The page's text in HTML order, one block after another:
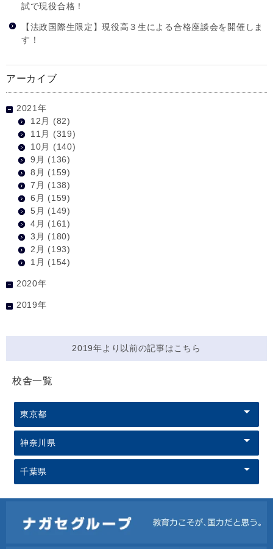
試で現役合格！
【法政国際生限定】現役高３生による合格座談会を開催しま
す！
アーカイブ
2021年
12月
(82)
11月
(319)
10月
(140)
9月 (136)
8月 (159)
7月 (138)
6月 (159)
5月 (149)
4月 (161)
3月 (180)
2月 (193)
1月 (154)
2020年
2019年
2019年より以前の記事はこちら
校舎一覧
東京都
神奈川県
千葉県